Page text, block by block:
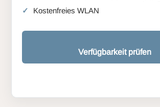
Kostenfreies WLAN
Verfügbarkeit prüfen